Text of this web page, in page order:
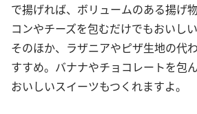
で揚げれば、ボリュームのある揚げ
コンやチーズを包むだけでもおいしい
そのほか、ラザニアやピザ生地の代
すすめ。バナナやチョコレートを包
おいしいスイーツもつくれますよ。